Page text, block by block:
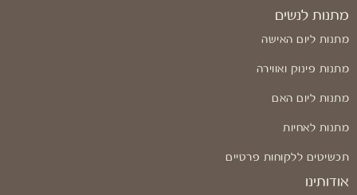
מתנות לנשים
מתנות ליום האישה
מתנות פינוק ואווירה
מתנות ליום האם
מתנות לאחיות
תכשיטים ללקוחות פרטיים
אודותינו